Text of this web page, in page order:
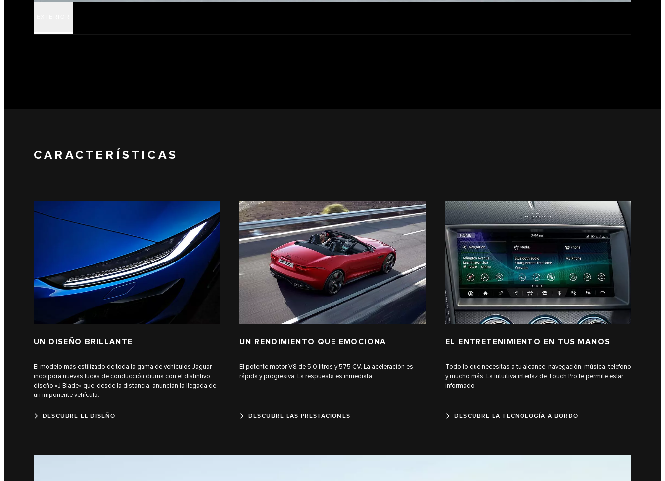
CARACTERÍSTICAS
UN DISEÑO BRILLANTE
El modelo más estilizado de toda la gama de vehículos Jaguar
incorpora nuevas luces de conducción diurna con el distintivo
diseño «J Blade» que, desde la distancia, anuncian la llegada de
un imponente vehículo.
DESCUBRE EL DISEÑO
UN RENDIMIENTO QUE EMOCIONA
El potente motor V8 de 5.0 litros y 575 CV. La aceleración es
rápida y progresiva. La respuesta es inmediata.
DESCUBRE LAS PRESTACIONES
EL ENTRETENIMIENTO EN TUS MANOS
Todo lo que necesitas a tu alcance: navegación, música, teléfono
y mucho más. La intuitiva interfaz de Touch Pro te permite estar
informado.
DESCUBRE LA TECNOLOGÍA A BORDO